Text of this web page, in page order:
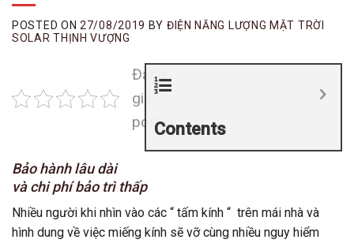
POSTED ON 27/08/2019 BY ĐIỆN NĂNG LƯỢNG MẶT TRỜI
SOLAR THỊNH VƯỢNG
Contents
Đánh
giá
post
Bảo hành lâu dài
và chi phí bảo trì thấp
Nhiều người khi nhìn vào các “ tấm kính “ trên mái nhà và
hình dung về việc miếng kính sẽ vỡ cùng nhiều nguy hiểm